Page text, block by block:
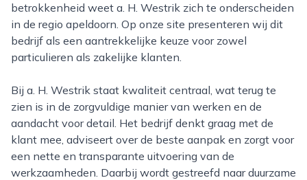
betrokkenheid weet a. H. Westrik zich te onderscheiden
in de regio apeldoorn. Op onze site presenteren wij dit
bedrijf als een aantrekkelijke keuze voor zowel
particulieren als zakelijke klanten.
Bij a. H. Westrik staat kwaliteit centraal, wat terug te
zien is in de zorgvuldige manier van werken en de
aandacht voor detail. Het bedrijf denkt graag met de
klant mee, adviseert over de beste aanpak en zorgt voor
een nette en transparante uitvoering van de
werkzaamheden. Daarbij wordt gestreefd naar duurzame